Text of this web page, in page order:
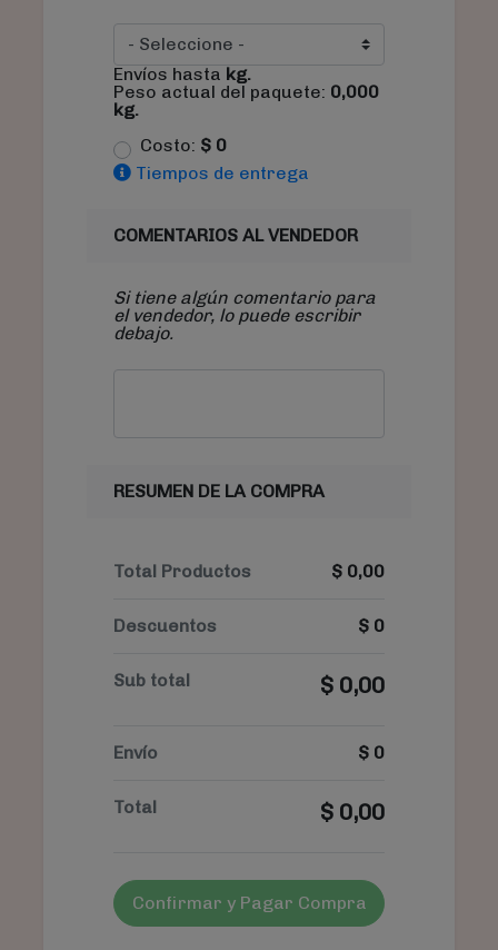
Envíos hasta kg.
Peso actual del paquete: 0,000
kg.
Costo: $ 0
Tiempos de entrega
COMENTARIOS AL VENDEDOR
Si tiene algún comentario para
el vendedor, lo puede escribir
debajo.
RESUMEN DE LA COMPRA
Total Productos $ 0,00
Descuentos $ 0
Sub total $ 0,00
Envío $ 0
Total $ 0,00
Confirmar y Pagar Compra